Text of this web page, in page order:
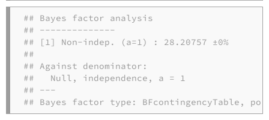
## Bayes factor analysis
## --------------
## [1] Non-indep. (a=1) : 28.20757 ±0%
##
## Against denominator:
##   Null, independence, a = 1
## ---
## Bayes factor type: BFcontingencyTable,